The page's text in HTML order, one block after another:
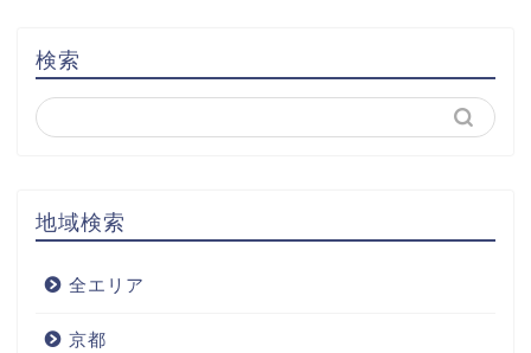
検索
地域検索
全エリア
京都